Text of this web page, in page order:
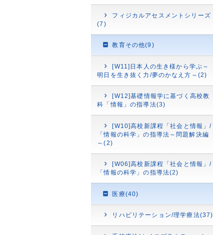
フィジカルアセスメントシリーズ
(7)
教育その他(9)
[W11]日本人の生き様から学ぶ～
明日を生き抜く力/夢のかなえ方～(2)
[W12]基礎情報学に基づく高校教
科「情報」の指導法(3)
[W10]高校新課程「社会と情報」/
「情報の科学」の指導法～問題解決編
～(2)
[W06]高校新課程「社会と情報」/
「情報の科学」の指導法(2)
医療(40)
リハビリテーション/理学療法(37)